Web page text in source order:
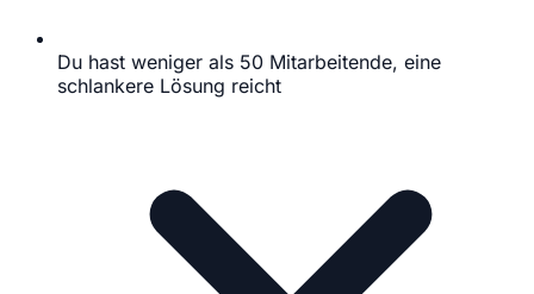
Du hast weniger als 50 Mitarbeitende, eine
schlankere Lösung reicht